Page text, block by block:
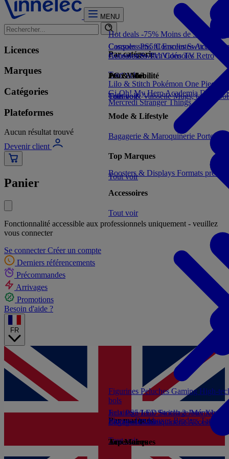
MENU
Licences
Marques
Catégories
Plateformes
Aucun résultat trouvé
Devenir client
Panier
Fonctionnalité accessible aux professionnels uniquement - veuillez
vous connecter
Se connecter Créer un compte
Derniers référencements
Précommandes
Arrivages
Promotions
Besoin d'aide ?
FR
Hot deals -75% Moins de 5€
Par catégorie
Tout voir
Figurines PeluchesGaming High-
bols
Par marques
Tout voir
Consoles PS5Consoles Switch 2
Consoles SwitchConsoles Retro
Jeux Vidéo
Tout voir
Jeux PS5Jeux Switch 2Jeux Xbox
Livres et Guides
Accessoires
Cuisine & VaisselleMugs, tasses,
Mode & Lifestyle
Bagagerie & Maroquinerie Porte-
Top Marques
Tout voir
Boosters & Displays Formats prêts
Accessoires
Tout voir
SleevesDeckboxesBindersTapis
Casques sans filEnceintes
Accessoires TV/VidéoTV
PC & Mobilité
Tout voir
Eclairage/LEDStockage/Mémoire
Bagagerie/MaroquinerieAccessoires
Top Marques
Lilo & Stitch Pokémon One Piece
Gi-Oh!My Hero AcademiaDemon
MercrediStranger Things